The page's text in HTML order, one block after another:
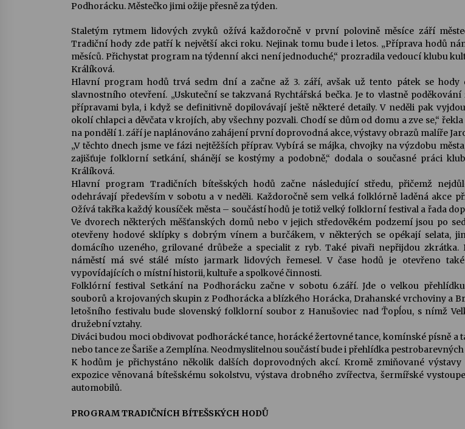
Miller
22. 7. 2026
17. 7. 2026
Želivě ožije odkaz Josefa Čapka
13. 7. 2026
Klášteře Želiv
3. 7. 2026
Podhorácku. Městečko jimi ožije přesně za týden.
Staletým rytmem lidových zvyků ožívá každoročně v první polovině měsíce září
Tradiční hody zde patří k největší akci roku. Nejinak tomu bude i letos. „Příprava hodů
měsíců. Přichystat program na týdenní akci není jednoduché,“ prozradila vedoucí klubu
Králíková.
Hlavní program hodů trvá sedm dní a začne až 3. září, avšak už tento pátek se hody
slavnostního otevření. „Uskuteční se takzvaná Rychtářská bečka. Je to vlastně
přípravami byla, i když se definitivně dopilovávají ještě některé detaily. V neděli pak
okolí chlapci a děvčata v krojích, aby všechny pozvali. Chodí se dům od domu a zve se,“
na pondělí 1. září je naplánováno zahájení první doprovodná akce, výstavy obrazů malíře
„V těchto dnech jsme ve fázi nejtěžších příprav. Vybírá se májka, chvojky na výzdobu
zajišťuje folklorní setkání, shánějí se kostýmy a podobně,“ dodala o současné práci
Králíková.
Hlavní program Tradičních bítešských hodů začne následující středu, přičemž
odehrávají především v sobotu a v neděli. Každoročně sem velká folklórně laděná akce
Ožívá takřka každý kousíček města – součástí hodů je totiž velký folklorní festival a řada
Ve dvorech některých měšťanských domů nebo v jejich středověkém podzemí jsou po
otevřeny hodové sklípky s dobrým vínem a burčákem, v některých se opékají selata,
domácího uzeného, grilované drůbeže a specialit z ryb. Také pivaři nepřijdou zkrátka.
náměstí má své stálé místo jarmark lidových řemesel. V čase hodů je otevřeno
vypovídajících o místní historii, kultuře a spolkové činnosti.
Folklórní festival Setkání na Podhorácku začne v sobotu 6.září. Jde o velkou
souborů a krojovaných skupin z Podhorácka a blízkého Horácka, Drahanské vrchoviny a
letošního festivalu bude slovenský folklorní soubor z Hanušoviec nad Ťopĺou, s nímž
družební vztahy.
Diváci budou moci obdivovat podhorácké tance, horácké žertovné tance, komínské písně a
nebo tance ze Šariše a Zemplína. Neodmyslitelnou součástí bude i přehlídka
K hodům je přichystáno několik dalších doprovodných akcí. Kromě zmiňované
expozice věnovaná bítešskému sokolstvu, výstava drobného zvířectva, šermířské
automobilů.
PROGRAM TRADIČNÍCH BÍTEŠSKÝCH HODŮ